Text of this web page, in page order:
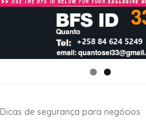
Dicas de segurança para negócios